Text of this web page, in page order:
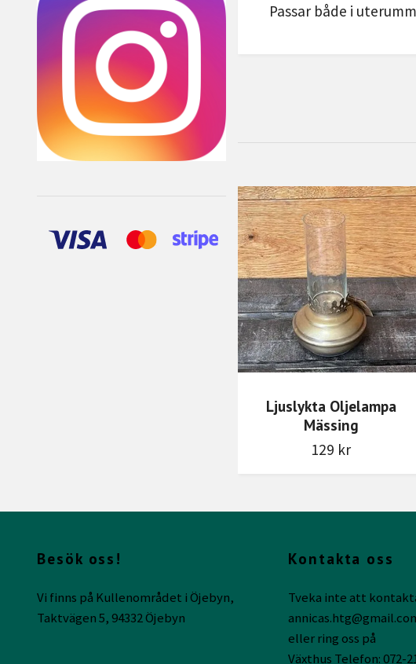
Passar både i
Ljuslykta Oljelampa
Mässing
129 kr
Besök oss!
Vi finns på Kullenområdet i Öjebyn,
Taktvägen 5, 94332 Öjebyn
Kontakta oss
Tveka inte att
eller ring oss på
Växthus Telefon: 072-